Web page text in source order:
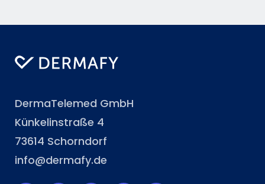
DermaTelemed GmbH
Künkelinstraße 4
73614 Schorndorf
info@dermafy.de